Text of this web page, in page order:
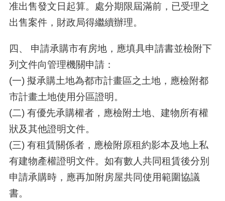
准出售發文日起算。處分期限屆滿前，已受理之
出售案件，財政局得繼續辦理。
四、 申請承購市有房地，應填具申請書並檢附下
列文件向管理機關申請：
(一) 擬承購土地為都市計畫區之土地，應檢附都
市計畫土地使用分區證明。
(二) 有優先承購權者，應檢附土地、建物所有權
狀及其他證明文件。
(三) 有租賃關係者，應檢附原租約影本及地上私
有建物產權證明文件。如有數人共同租賃後分別
申請承購時，應再加附房屋共同使用範圍協議
書。